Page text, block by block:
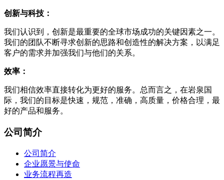
创新与科技：
我们认识到，创新是最重要的全球市场成功的关键因素之一。
我们的团队不断寻求创新的思路和创造性的解决方案，以满足
客户的需求并加强我们与他们的关系。
效率：
我们相信效率直接转化为更好的服务。总而言之，在岩泉国
际，我们的目标是快速，规范，准确，高质量，价格合理，最
好的产品和服务。
公司简介
公司简介
企业愿景与使命
业务流程再造